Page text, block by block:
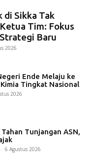
di Sikka Tak
Tim: Fokus
Baru
2026
Ende Melaju ke
Tingkat Nasional
2026
Tunjangan ASN,
- 6 Agustus 2026